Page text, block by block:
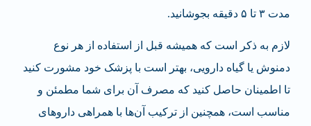
مدت ۳ تا ۵ دقیقه بجوشانید.
لازم به ذکر است که همیشه قبل از استفاده از هر نوع
دمنوش یا گیاه دارویی، بهتر است با پزشک خود مشورت کنید
تا اطمینان حاصل کنید که مصرف آن برای شما مطمئن و
مناسب است، همچنین از ترکیب آن‌ها با همراهی داروهای